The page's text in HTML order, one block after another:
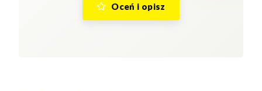
Oceń i opisz